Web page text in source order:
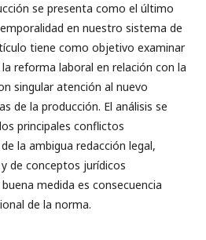
se presenta como el último
en nuestro sistema de
tiene como objetivo examinar
reforma laboral en relación con la
singular atención al nuevo
de la producción. El análisis se
principales conflictos
la ambigua redacción legal,
de conceptos jurídicos
medida es consecuencia
de la norma.